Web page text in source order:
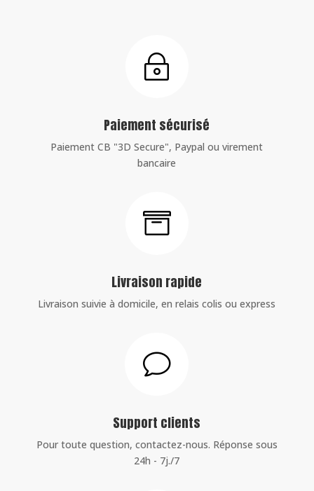
~
Paiement sécurisé
Paiement CB "3D Secure", Paypal ou virement
bancaire

Livraison rapide
Livraison suivie à domicile, en relais colis ou express
v
Support clients
Pour toute question, contactez-nous. Réponse sous
24h - 7j./7